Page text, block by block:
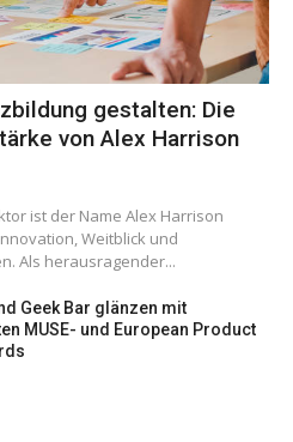
gestalten: Die
von Alex Harrison
ist der Name Alex Harrison
Weitblick und
Als herausragender...
Geek Bar glänzen mit
MUSE- und European Product